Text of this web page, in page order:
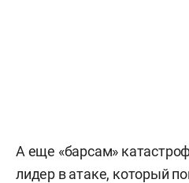
А еще «барсам»
лидер в атаке, который